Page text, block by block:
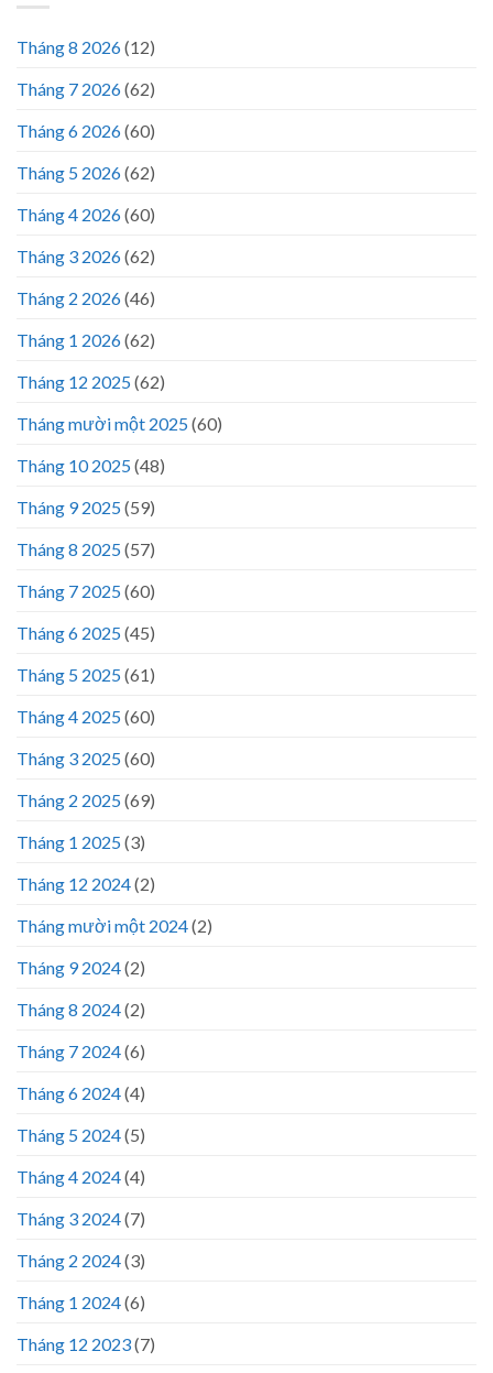
Tháng 8 2026(12)
Tháng 7 2026(62)
Tháng 6 2026(60)
Tháng 5 2026(62)
Tháng 4 2026(60)
Tháng 3 2026(62)
Tháng 2 2026(46)
Tháng 1 2026(62)
Tháng 12 2025(62)
Tháng mười một 2025(60)
Tháng 10 2025(48)
Tháng 9 2025(59)
Tháng 8 2025(57)
Tháng 7 2025(60)
Tháng 6 2025(45)
Tháng 5 2025(61)
Tháng 4 2025(60)
Tháng 3 2025(60)
Tháng 2 2025(69)
Tháng 1 2025(3)
Tháng 12 2024(2)
Tháng mười một 2024(2)
Tháng 9 2024(2)
Tháng 8 2024(2)
Tháng 7 2024(6)
Tháng 6 2024(4)
Tháng 5 2024(5)
Tháng 4 2024(4)
Tháng 3 2024(7)
Tháng 2 2024(3)
Tháng 1 2024(6)
Tháng 12 2023(7)